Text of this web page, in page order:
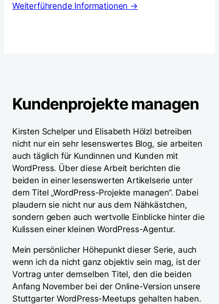
Weiterführende Informationen →
Kundenprojekte managen
Kirsten Schelper und Elisabeth Hölzl betreiben
nicht nur ein sehr lesenswertes Blog, sie arbeiten
auch täglich für Kundinnen und Kunden mit
WordPress. Über diese Arbeit berichten die
beiden in einer lesenswerten Artikelserie unter
dem Titel „WordPress-Projekte managen“. Dabei
plaudern sie nicht nur aus dem Nähkästchen,
sondern geben auch wertvolle Einblicke hinter die
Kulissen einer kleinen WordPress-Agentur.
Mein persönlicher Höhepunkt dieser Serie, auch
wenn ich da nicht ganz objektiv sein mag, ist der
Vortrag unter demselben Titel, den die beiden
Anfang November bei der Online-Version unsere
Stuttgarter WordPress-Meetups gehalten haben.